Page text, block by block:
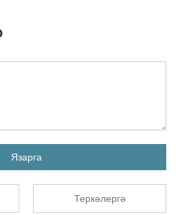
Язарга
Теркәлергә